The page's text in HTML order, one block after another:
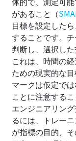
があること（
目標を設定した
することです。
判断し、選択し
これは、時間の
ための現実的な
マークは仮定で
ことに注意するこ
エンジニアリン
るには、トレー
が指標の目的、